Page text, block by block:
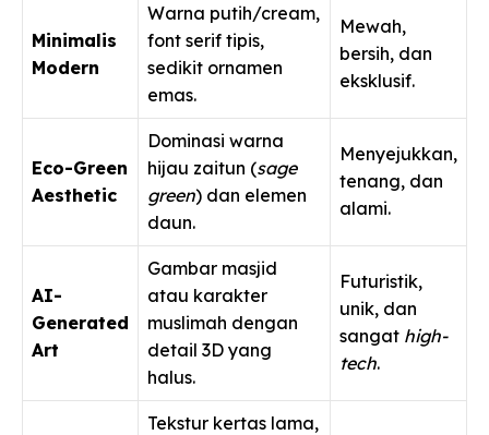
Minimalis
Modern
Warna putih/cream,
font serif tipis,
sedikit ornamen
emas.
Mewah,
bersih, dan
eksklusif.
Eco-Green
Aesthetic
Dominasi warna
hijau zaitun (sage
green) dan elemen
daun.
Menyejukkan,
tenang, dan
alami.
AI-
Generated
Art
Gambar masjid
atau karakter
muslimah dengan
detail 3D yang
halus.
Futuristik,
unik, dan
sangat high-
tech.
Tekstur kertas lama,